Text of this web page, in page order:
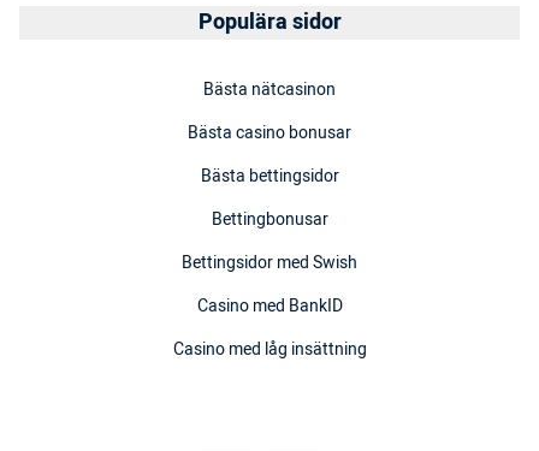
Populära sidor
Bästa nätcasinon
Bästa casino bonusar
Bästa bettingsidor
Bettingbonusar
Bettingsidor med Swish
Casino med BankID
Casino med låg insättning